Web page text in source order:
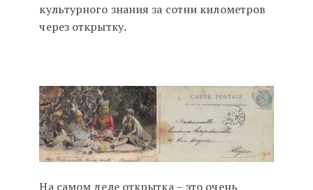
культурного знания за сотни километров
через открытку.
На самом деле открытка – это очень